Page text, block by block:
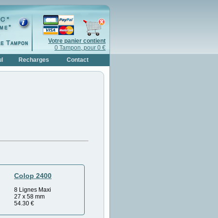
Votre panier contient
0 Tampon, pour 0 €
Recharges Contact
Colop 2400
8 Lignes Maxi
27 x 58 mm
54.30 €